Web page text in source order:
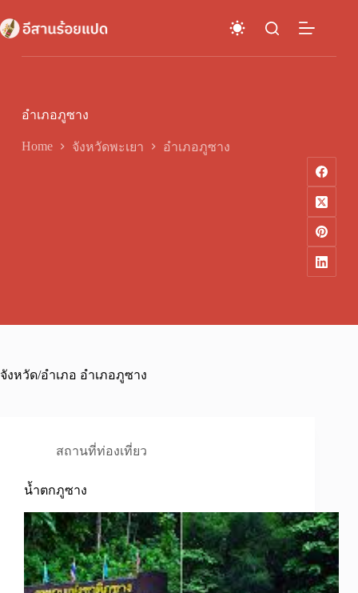
to
content
อำเภอภูซาง
Home จังหวัดพะเยา อำเภอภูซาง
จังหวัด/อำเภอ อำเภอภูซาง
สถานที่ท่องเที่ยว
น้ำตกภูซาง